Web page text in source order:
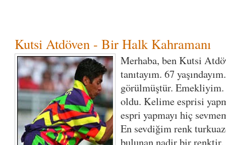
Kutsi Atdöven - Bir Halk Kahramanı
Merhaba, ben Kutsi
tanıtayım. 67
görülmüştür. Emekliyim.
oldu. Kelime esprisi
espri yapmayı hiç
En sevdiğim renk